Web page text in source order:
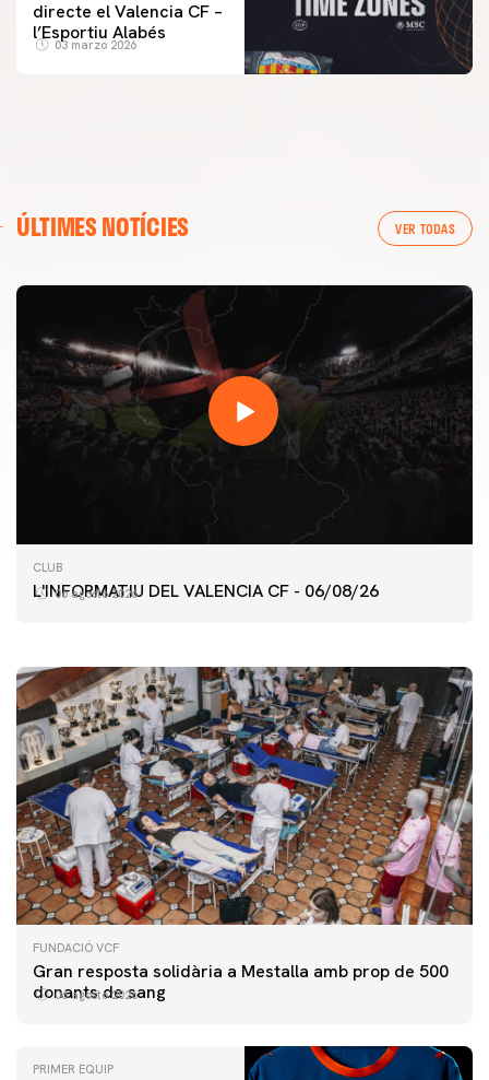
directe el Valencia CF –
l’Esportiu Alabés
03 marzo 2026
ÚLTIMES NOTÍCIES VER TODAS
CLUB
L'INFORMATIU DEL VALENCIA CF - 06/08/26
06 agosto 2026
PRIMER EQUIP
ENTRENAMENT DEL VALENCIA CF 6/8/2026
FUNDACIÓ VCF
Gran resposta solidària a Mestalla amb prop de 500
donants de sang
06 agosto 2026
PRIMER EQUIP